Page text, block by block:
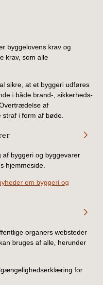
byggelovens krav og
krav, som alle
sikre, at et byggeri udføres
i både brand-, sikkerheds-
af
i form af bøde.
byggeri og byggevarer
hjemmeside.
om byggeri og
organers websteder
bruges af alle, herunder
for